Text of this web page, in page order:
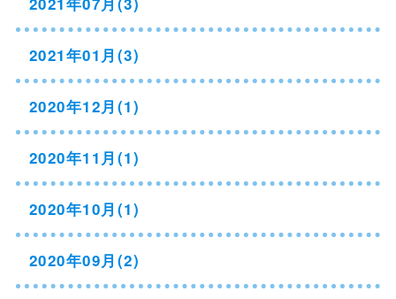
2021年01月(3)
2020年12月(1)
2020年11月(1)
2020年10月(1)
2020年09月(2)